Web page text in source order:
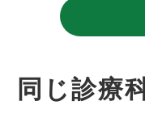
同じ診療